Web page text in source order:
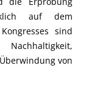
auf dem
sind
von